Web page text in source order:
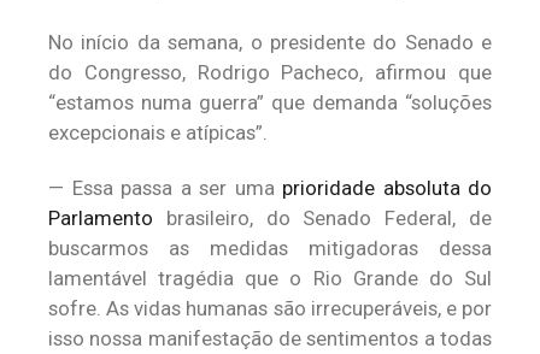
No início da semana, o presidente do Senado e
do Congresso, Rodrigo Pacheco, afirmou que
“estamos numa guerra” que demanda “soluções
excepcionais e atípicas”.
— Essa passa a ser uma prioridade absoluta do
Parlamento brasileiro, do Senado Federal, de
buscarmos as medidas mitigadoras dessa
lamentável tragédia que o Rio Grande do Sul
sofre. As vidas humanas são irrecuperáveis, ​​e por
isso nossa manifestação de sentimentos a todas